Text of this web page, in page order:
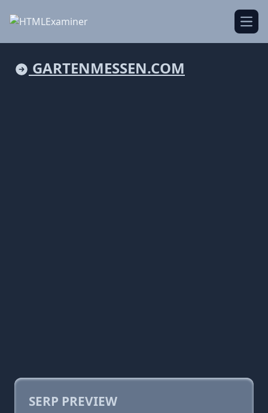
GARTENMESSEN.COM
SERP PREVIEW